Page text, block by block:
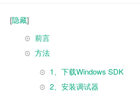
[隐藏]
前言
方法
1、下载Windows SDK
2、安装调试器